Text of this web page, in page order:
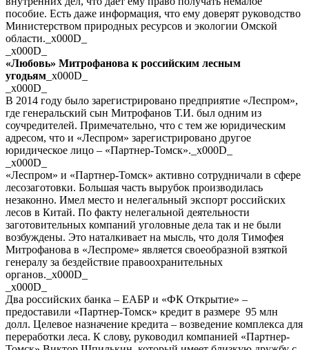
пособие. Есть даже информация, что ему доверят руководство
Министерством природных ресурсов и экологии Омской
области._x000D_
_x000D_
«Любовь» Митрофанова к российским лесным
угодьям _x000D_
_x000D_
В 2014 году было зарегистрировано предприятие «Леспром»,
где генеральский сын Митрофанов Т.И. был одним из
соучредителей. Примечательно, что с тем же юридическим
адресом, что и «Леспром» зарегистрировано другое
юридическое лицо – «Партнер-Томск»._x000D_
_x000D_
«Леспром» и «Партнер-Томск» активно сотрудничали в сфере
лесозаготовки. Большая часть вырубок производилась
незаконно. Имел место и нелегальный экспорт российских
лесов в Китай. По факту нелегальной деятельности
заготовительных компаний уголовные дела так и не были
возбуждены. Это наталкивает на мысль, что доля Тимофея
Митрофанова в «Леспроме» является своеобразной взяткой
генералу за бездействие правоохранительных
органов._x000D_
_x000D_
Два российских банка – ЕАБР и «ФК Открытие» –
предоставили «Партнер-Томск» кредит в размере 95 млн
долл. Целевое назначение кредита – возведение комплекса для
переработки леса. К слову, руководил компанией «Партнер-